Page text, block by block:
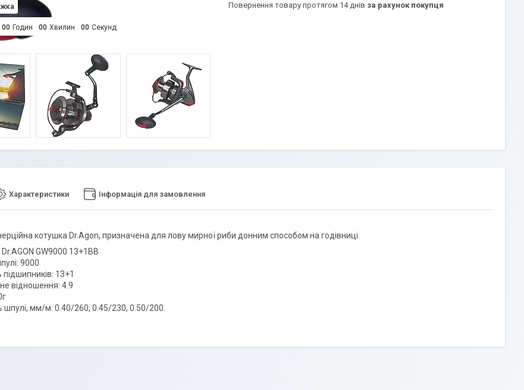
00 Годин 00 Хвилин 00 Секунд
повернення товару протягом 14 днів за рахунок покупця
Характеристики Інформація для замовлення
котушка Dr.Agon, призначена для лову мирної риби донним способом на годівниці.
GW9000 13+1BB
9000
підшипників: 13+1
відношення: 4.9
шпулі, мм/м: 0.40/260, 0.45/230, 0.50/200.